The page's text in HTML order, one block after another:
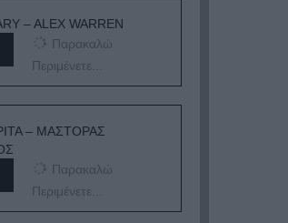
– ALEX WARREN
Παρακαλώ
Περιμένετε...
– ΜΑΣΤΟΡΑΣ
Παρακαλώ
Περιμένετε...